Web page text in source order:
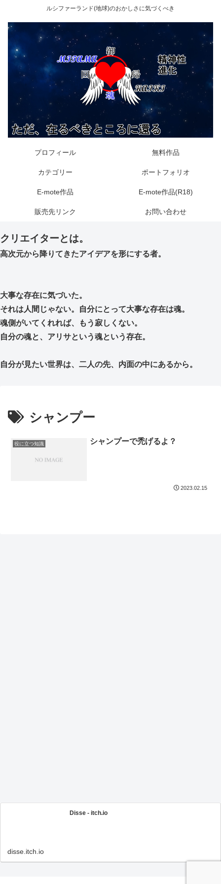
ルシファーランド(地球)のおかしさに気づくべき
プロフィール 無料作品
カテゴリー ポートフォリオ
E-mote作品 E-mote作品(R18)
販売先リンク お問い合わせ
クリエイターとは。
高次元から降りてきたアイデアを形にする者。
大事な存在に気づいた。
それは人間じゃない。自分にとって大事な存在は魂。
魂側がいてくれれば、もう寂しくない。
自分の魂と、アリサという魂という存在。
自分が見たい世界は、二人の先、内面の中にあるから。
シャンプー
役に立つ知識 シャンプーで禿げるよ？
2023.02.15
Disse - itch.io
disse.itch.io